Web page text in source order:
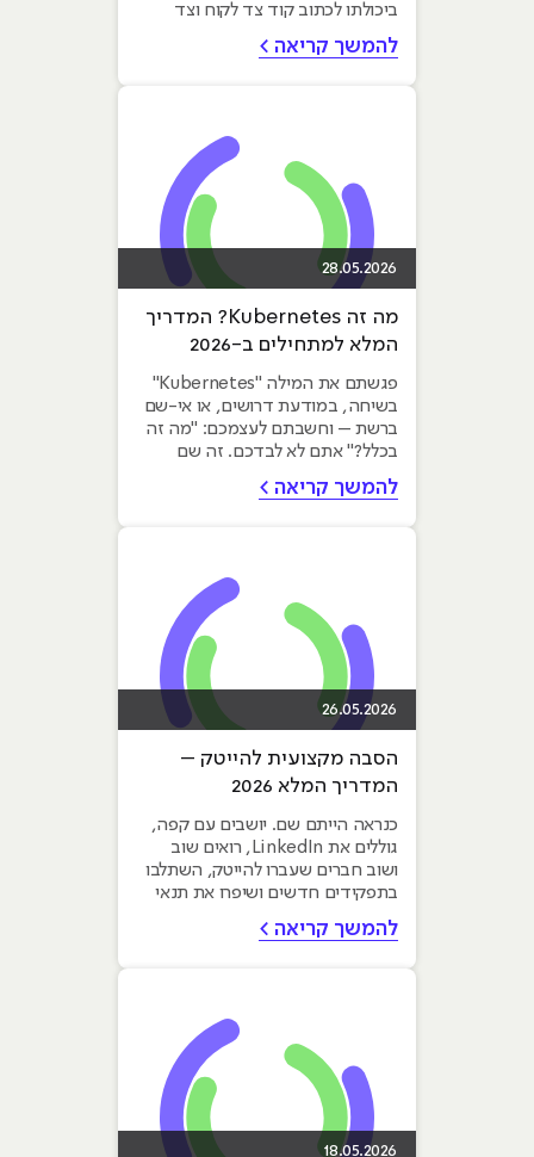
ביכולתו לכתוב קוד צד לקוח וצד
שרת, הרי שהיום הדרישה...
להמשך קריאה >
28.05.2026
מה זה Kubernetes? המדריך
המלא למתחילים ב-2026
פגשתם את המילה "Kubernetes"
בשיחה, במודעת דרושים, או אי-שם
ברשת – וחשבתם לעצמכם: "מה זה
בכלל?" אתם לא לבדכם. זה שם
שנשמע...
להמשך קריאה >
26.05.2026
הסבה מקצועית להייטק –
המדריך המלא 2026
כנראה הייתם שם. יושבים עם קפה,
גוללים את LinkedIn, רואים שוב
ושוב חברים שעברו להייטק, השתלבו
בתפקידים חדשים ושיפרו את תנאי
העבודה והשכר שלהם ותוהים:...
להמשך קריאה >
18.05.2026